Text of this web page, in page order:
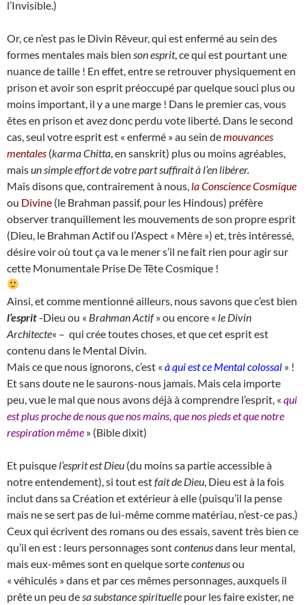
l’Invisible.)
Or, ce n’est pas le Divin Rêveur, qui est enfermé au sein des
formes mentales mais bien son esprit, ce qui est pourtant une
nuance de taille ! En effet, entre se retrouver physiquement en
prison et avoir son esprit préoccupé par quelque souci plus ou
moins important, il y a une marge ! Dans le premier cas, vous
êtes en prison et avez donc perdu vote liberté. Dans le second
cas, seul votre esprit est « enfermé » au sein demouvances
mentales (karma Chitta , en sanskrit) plus ou moins agréables,
maisun simple effort de votre part suffirait à l’en libérer.
Mais disons que, contrairement à nous, la Conscience Cosmique
ou Divine (le Brahman passif, pour les Hindous) préfère
observer tranquillement les mouvements de son propre esprit
(Dieu, le Brahman Actif ou l’Aspect « Mère ») et, très intéressé,
désire voir où tout ça va le mener s’il ne fait rien pour agir sur
cette Monumentale Prise De Tête Cosmique !
Ainsi, et comme mentionné ailleurs, nous savons que c’est bien
l’esprit-Dieu ou « Brahman Actif» ou encore « le Divin
Architecte« – qui crée toutes choses, et que cet esprit est
contenu dans le Mental Divin.
Mais ce que nous ignorons, c’est « à qui est ce Mental colossal » !
Et sans doute ne le saurons-nous jamais. Mais cela importe
peu, vue le mal que nous avons déjà à comprendre l’esprit, « qui
est plus proche de nous que nos mains, que nos pieds et que notre
respiration même » (Bible dixit)
Et puisque l’esprit est Dieu (du moins sa partie accessible à
notre entendement), si tout estfait de Dieu , Dieu est à la fois
inclut dans sa Création et extérieur à elle (puisqu’il la pense
mais ne se sert pas de lui-même comme matériau, n’est-ce pas.)
Ceux qui écrivent des romans ou des essais, savent très bien ce
qu’il en est : leurs personnages sontcontenusdans leur mental,
mais eux-mêmes sont en quelque sortecontenusou
« véhiculés » dans et par ces mêmes personnages, auxquels il
prête un peu de sa substance spirituelle pour les faire exister, ne